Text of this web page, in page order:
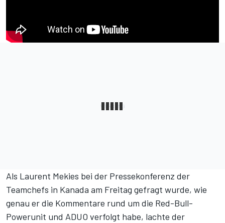
Als Laurent Mekies bei der Pressekonferenz der
Teamchefs in Kanada am Freitag gefragt wurde, wie
genau er die Kommentare rund um die Red-Bull-
Powerunit und ADUO verfolgt habe, lachte der